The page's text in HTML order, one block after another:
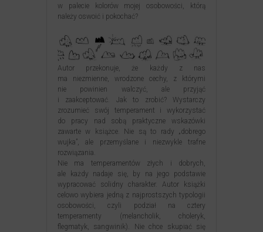
w palecie kolorów mojej osobowości, którą
należy oswoić i pokochać?
Autor przekonuje, że każdy z nas
ma niezmienne, wrodzone cechy, z którymi
nie powinien walczyć, ale przyjąć
i zaakceptować. Jak to zrobić? Wystarczy
zrozumieć swój temperament i wykorzystać
do pracy nad sobą praktyczne wskazówki
zawarte w książce. Nie są to rady „dobrego
wujka”, ale przemyślane i niezwykle trafne
rozwiązania.
Nie ma temperamentów złych i dobrych,
ale każdy nadaje się, by na jego podstawie
wypracować solidny charakter. Autor książki
celowo wybiera jedną z najprostszych typologii
osobowości, czyli podział na cztery
temperamenty (melancholik, choleryk,
flegmatyk, sangwinik). Nie chce skupiać się